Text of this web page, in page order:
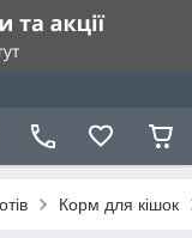
Корм для кішок